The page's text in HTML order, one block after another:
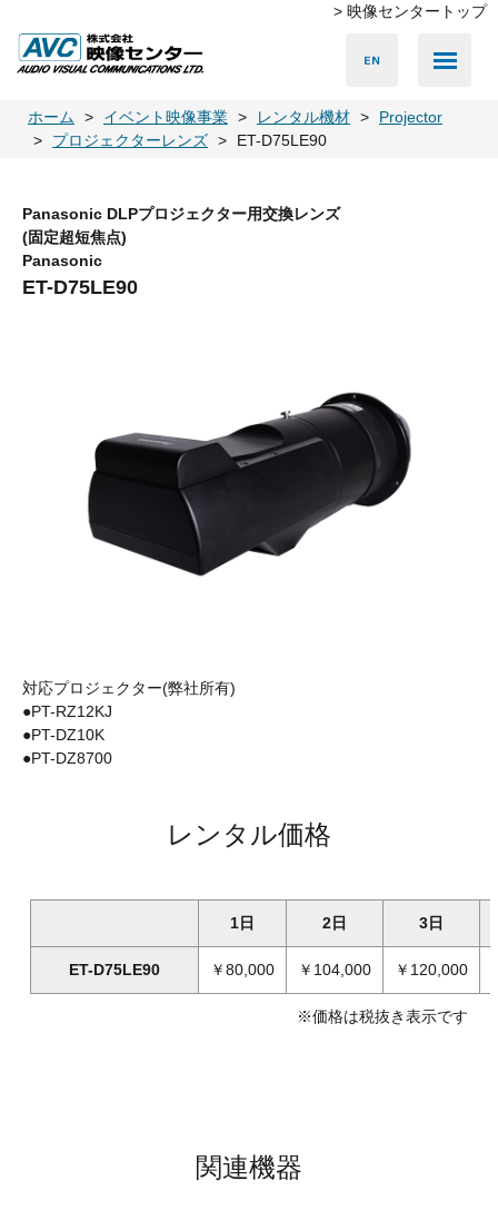
> 映像センタートップ
ホーム イベント映像事業 レンタル機材
Projector
プロジェクターレンズ
ET-D75LE90
Panasonic DLPプロジェクター用交換レンズ
(固定超短焦点)
Panasonic
ET-D75LE90
対応プロジェクター(弊社所有)
●PT-RZ12KJ
●PT-DZ10K
●PT-DZ8700
レンタル価格
1日 2日 3日
ET-D75LE90 ￥80,000 ￥104,000 ￥120,000
※価格は税抜き表示です
関連機器